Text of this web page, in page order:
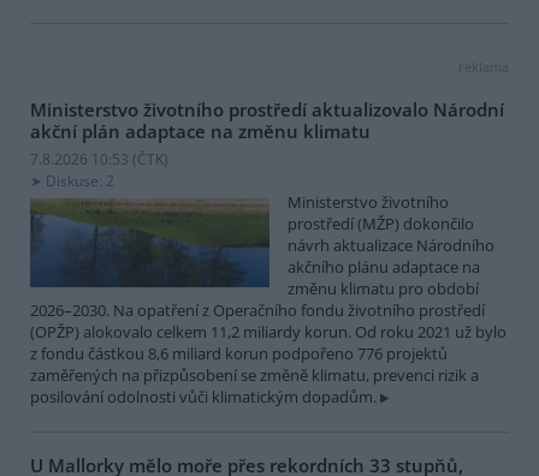
reklama
Ministerstvo životního prostředí aktualizovalo Národní
akční plán adaptace na změnu klimatu
7.8.2026 10:53 (ČTK)
Diskuse: 2
Ministerstvo životního
prostředí (MŽP) dokončilo
návrh aktualizace Národního
akčního plánu adaptace na
změnu klimatu pro období
2026–2030. Na opatření z Operačního fondu životního prostředí
(OPŽP) alokovalo celkem 11,2 miliardy korun. Od roku 2021 už bylo
z fondu částkou 8,6 miliard korun podpořeno 776 projektů
zaměřených na přizpůsobení se změně klimatu, prevenci rizik a
posilování odolnosti vůči klimatickým dopadům.
U Mallorky mělo moře přes rekordních 33 stupňů,